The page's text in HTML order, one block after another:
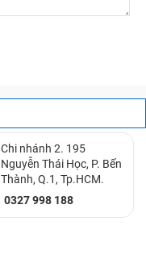
Chi nhánh 2. 195
Nguyễn Thái Học, P. Bến
Thành, Q.1, Tp.HCM.
0327 998 188